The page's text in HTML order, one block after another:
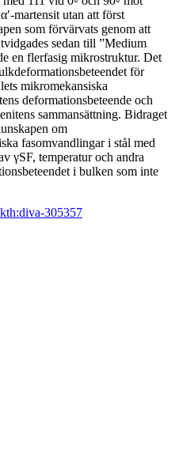
martensit utan att först
som förvärvats genom att
sedan till ”Medium
en flerfasig mikrostruktur. Det
för
mikromekansiska
deformationsbeteende och
sammansättning. Bidraget
om
fasomvandlingar i stål med
γSF, temperatur och andra
i bulken som inte
305357